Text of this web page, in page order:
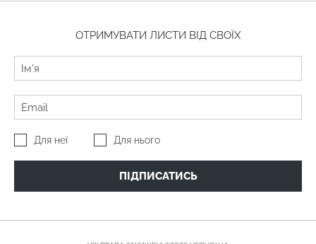
ОТРИМУВАТИ ЛИСТИ ВІД СВОЇХ
Для неї Для нього
ПІДПИСАТИСЬ